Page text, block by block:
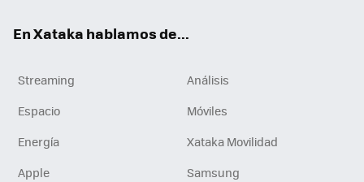
En Xataka hablamos de...
Streaming
Análisis
Espacio
Móviles
Energía
Xataka Movilidad
Apple
Samsung